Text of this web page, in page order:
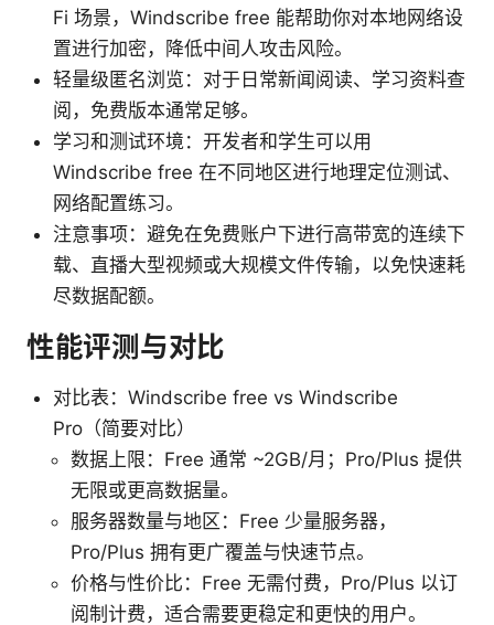
Fi 场景，Windscribe free 能帮助你对本地网络设
置进行加密，降低中间人攻击风险。
轻量级匿名浏览：对于日常新闻阅读、学习资料查
阅，免费版本通常足够。
学习和测试环境：开发者和学生可以用
Windscribe free 在不同地区进行地理定位测试、
网络配置练习。
注意事项：避免在免费账户下进行高带宽的连续下
载、直播大型视频或大规模文件传输，以免快速耗
尽数据配额。
性能评测与对比
对比表：Windscribe free vs Windscribe
Pro（简要对比）
数据上限：Free 通常 ~2GB/月；Pro/Plus 提供
无限或更高数据量。
服务器数量与地区：Free 少量服务器，
Pro/Plus 拥有更广覆盖与快速节点。
价格与性价比：Free 无需付费，Pro/Plus 以订
阅制计费，适合需要更稳定和更快的用户。